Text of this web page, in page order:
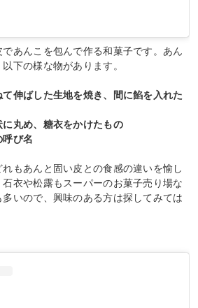
あんこを包んで作る和菓子です。あん
下の様な物があります。
て伸ばした生地を焼き、間に餡を入れた
に丸め、糖衣をかけたもの
呼び名
もあんと固い皮との食感の違いを愉し
衣や松露もスーパーのお菓子売り場な
いので、興味のある方は探してみては